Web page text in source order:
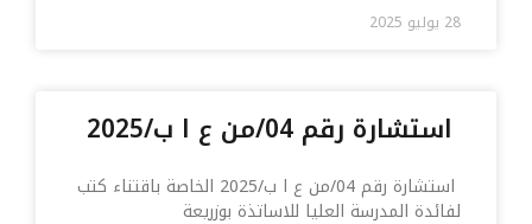
28 يوليو 2025
استشارة رقم 04/من ع ا ب/2025
استشارة رقم 04/من ع ا ب/2025 الخاصة باقتناء كتب
لفائدة المدرسة العليا للاساتذة بوزريعة